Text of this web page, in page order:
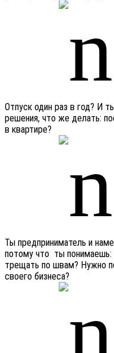
Отпуск один раз в год? И
решения, что же делать:
в квартире?
Ты предприниматель и
потому что ты понимаешь:
трещать по швам? Нужно
своего бизнеса?